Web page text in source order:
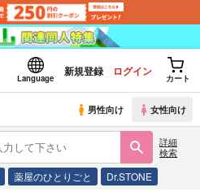
Language
新規登録 ログイン
カート
男性向け 女性向け
詳細
検索
薬屋のひとりごと Dr.STONE